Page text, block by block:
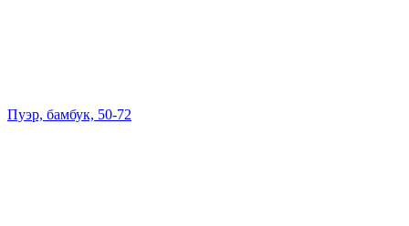
Пуэр, бамбук, 50-72